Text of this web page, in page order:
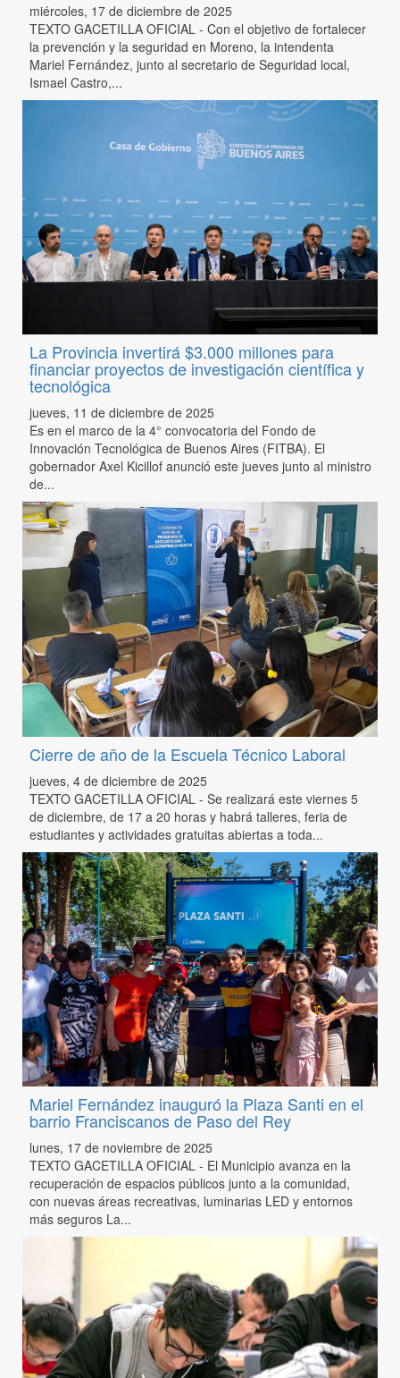
miércoles, 17 de diciembre de 2025
TEXTO GACETILLA OFICIAL - Con el objetivo de fortalecer
la prevención y la seguridad en Moreno, la intendenta
Mariel Fernández, junto al secretario de Seguridad local,
Ismael Castro,...
La Provincia invertirá $3.000 millones para
financiar proyectos de investigación científica y
tecnológica
jueves, 11 de diciembre de 2025
Es en el marco de la 4° convocatoria del Fondo de
Innovación Tecnológica de Buenos Aires (FITBA). El
gobernador Axel Kicillof anunció este jueves junto al ministro
de...
Cierre de año de la Escuela Técnico Laboral
jueves, 4 de diciembre de 2025
TEXTO GACETILLA OFICIAL - Se realizará este viernes 5
de diciembre, de 17 a 20 horas y habrá talleres, feria de
estudiantes y actividades gratuitas abiertas a toda...
Mariel Fernández inauguró la Plaza Santi en el
barrio Franciscanos de Paso del Rey
lunes, 17 de noviembre de 2025
TEXTO GACETILLA OFICIAL - El Municipio avanza en la
recuperación de espacios públicos junto a la comunidad,
con nuevas áreas recreativas, luminarias LED y entornos
más seguros La...